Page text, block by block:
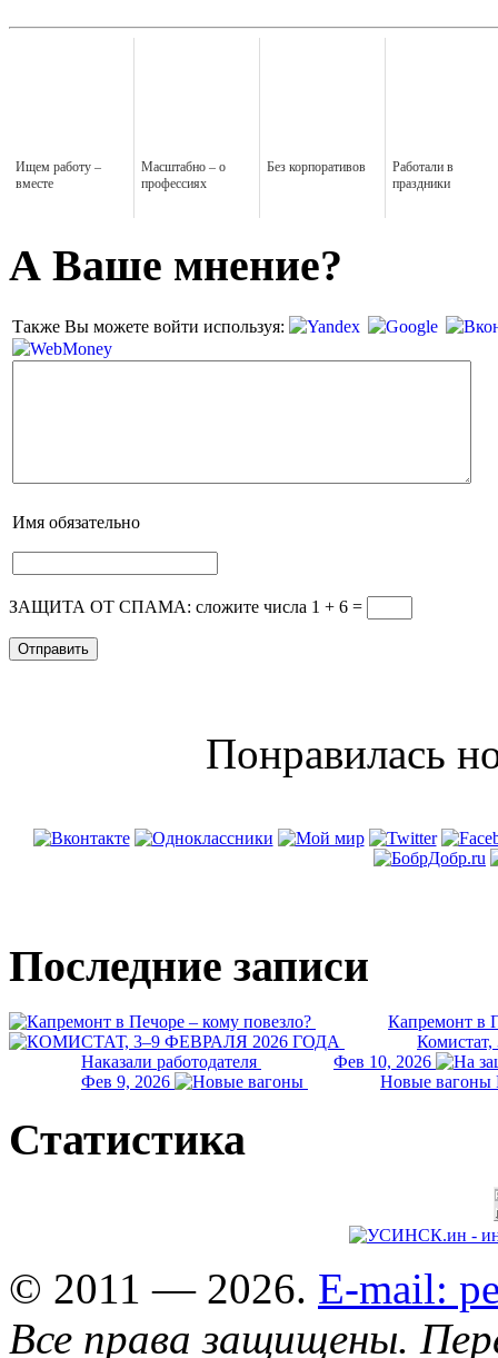
Ищем работу –
вместе
Масштабно – о
профессиях
Без корпоративов
Работали в
праздники
А Ваше мнение?
Также Вы можете войти используя:
Имя обязательно
ЗАЩИТА ОТ СПАМА: сложите числа 1 + 6 =
Понравилась
Последние записи
Капремонт в
Комистат,
Наказали работодателя
Фев 10, 2026
Фев 9, 2026
Новые вагоны
Статистика
© 2011 — 2026. E-mail:
Все права защищены.